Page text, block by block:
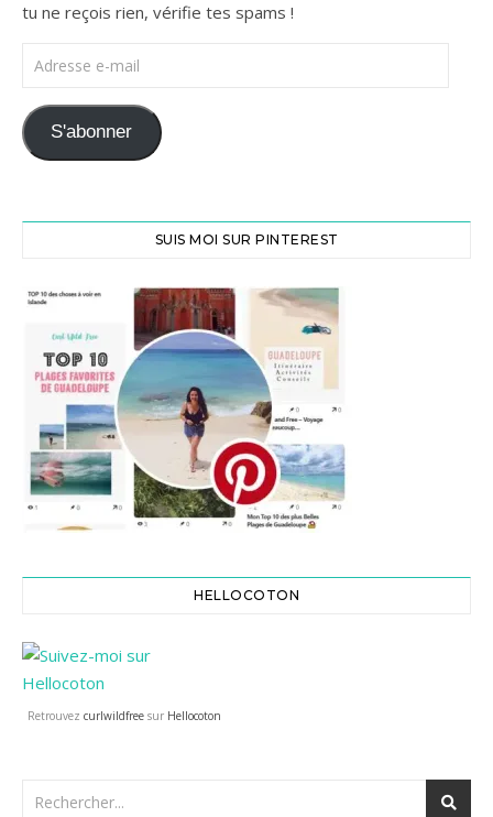
tu ne reçois rien, vérifie tes spams !
Adresse e-mail
S'abonner
SUIS MOI SUR PINTEREST
HELLOCOTON
Retrouvez curlwildfree sur Hellocoton